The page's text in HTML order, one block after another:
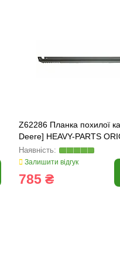
Z62286 Планка похилої
Deere] HEAVY-PARTS
Залишити відгук
785 ₴